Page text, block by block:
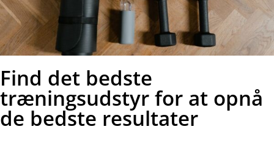
Find det bedste
træningsudstyr for at opnå
de bedste resultater